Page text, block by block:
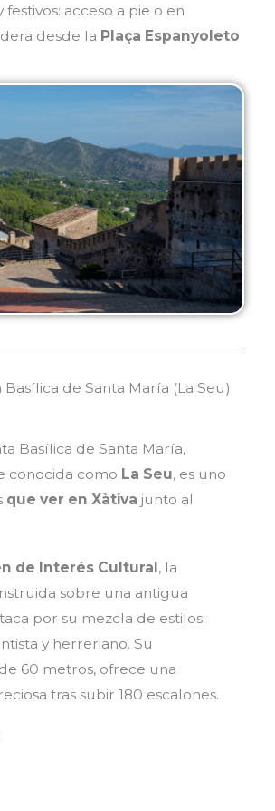
festivos: acceso a pie o en
desde la Plaça Espanyoleto
Basílica de Santa María (La Seu)
Basílica de Santa María,
conocida como La Seu, es uno
que ver en Xàtiva junto al
de Interés Cultural, la
sobre una antigua
por su mezcla de estilos:
y herreriano. Su
60 metros, ofrece una
tras subir 180 escalones.